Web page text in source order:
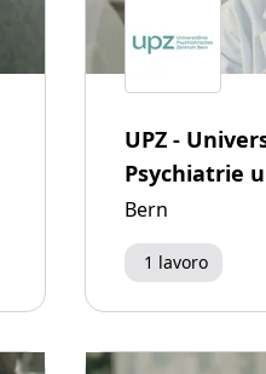
UPZ -
Psychiatrie
Bern
1 lavoro